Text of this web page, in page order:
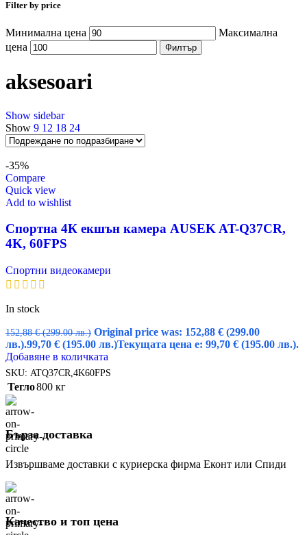
Filter by price
Минимална цена
Максимална
цена
Филтър
aksesoari
Show sidebar
Show 9 12 18 24
-35%
Compare
Quick view
Add to wishlist
Спортна 4К екшън камера AUSEK AT-Q37CR,
4K, 60FPS
Спортни видеокамери
In stock
152,88€ (299.00 лв.) Original price was: 152,88 € (299.00
лв.).99,70 € (195.00 лв.)Текущата цена е: 99,70 € (195.00 лв.).
Добавяне в количката
SKU: ATQ37CR,4K60FPS
Тегло800 кг
Бърза доставка
Извършваме доставки с куриерска фирма Еконт или Спиди
Качество и топ цена